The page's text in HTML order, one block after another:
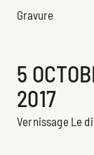
Gravure
5
2017
Vernissage Le